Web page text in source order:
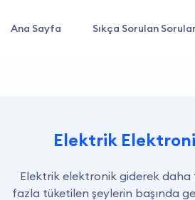
Ana Sayfa Sıkça Sorulan Sorular
Elektrik
Elektrik elektronik giderek daha
fazla tüketilen şeylerin başında